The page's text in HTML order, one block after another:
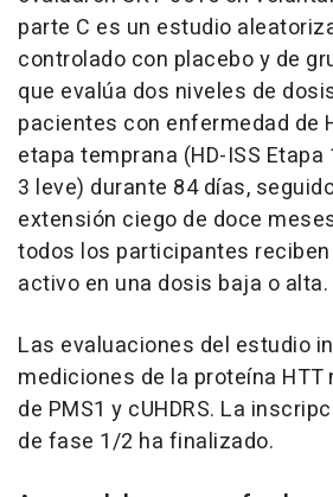
parte C es un estudio
controlado con placebo y de
que evalúa dos niveles de
pacientes con enfermedad de
etapa temprana (HD-ISS Etapa
3 leve) durante 84 días,
extensión ciego de doce
todos los participantes
activo en una dosis baja o alta.
Las evaluaciones del estudio
mediciones de la proteína HTT
de PMS1 y cUHDRS. La
de fase 1/2 ha finalizado.